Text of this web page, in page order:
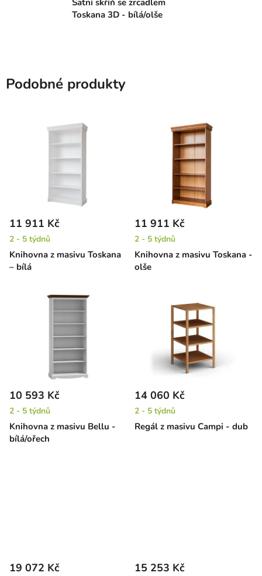
Toskana 3D - bílá/olše
Podobné produkty
Knihovna z masivu Toskana
– bílá
11 911 Kč
2 - 5 týdnů
Knihovna z masivu Toskana -
olše
11 911 Kč
2 - 5 týdnů
Knihovna z masivu Bellu -
bílá/ořech
10 593 Kč
2 - 5 týdnů
Regál z masivu Campi - dub
14 060 Kč
2 - 5 týdnů
19 072 Kč 15 253 Kč